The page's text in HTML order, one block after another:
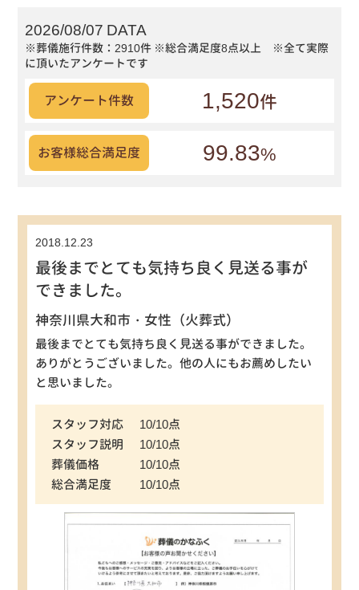
2026/08/07 DATA
※葬儀施行件数：2910件 ※総合満足度8点以上 ※全て実際
に頂いたアンケートです
アンケート件数 1,520件
お客様総合満足度 99.83%
2018.12.23
最後までとても気持ち良く見送る事が
できました。
神奈川県大和市・女性（火葬式）
最後までとても気持ち良く見送る事ができました。
ありがとうございました。他の人にもお薦めしたい
と思いました。
スタッフ対応
10/10点
スタッフ説明
10/10点
葬儀価格
10/10点
総合満足度
10/10点